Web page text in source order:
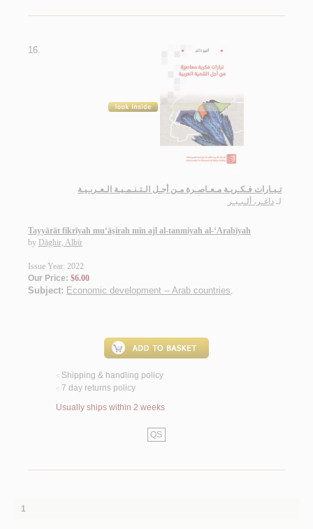
16.
تـيـارات فـكـريـة مـعـاصـرة مـن أجـل الـتـنـمـيـة الـعـربـيـة
لـ داغـر، ألـبـيـر
Tayyārāt fikrīyah mu‘āṣirah min ajl al-tanmiyah al-‘Arabīyah
by Dāghir, Albīr
Issue Year: 2022
Our Price: $6.00
Subject: Economic development -- Arab countries.
< Shipping & handling policy
< 7 day returns policy
Usually ships within 2 weeks
QS
1